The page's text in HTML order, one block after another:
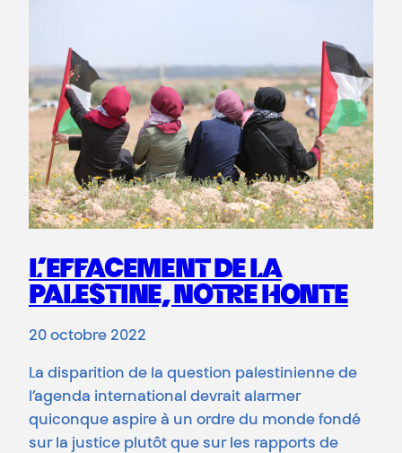
L’EFFACEMENT DE LA
PALESTINE, NOTRE HONTE
20 octobre 2022
La disparition de la question palestinienne de
l’agenda international devrait alarmer
quiconque aspire à un ordre du monde fondé
sur la justice plutôt que sur les rapports de